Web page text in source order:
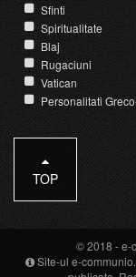
Sfinti
Spiritualitate
Blaj
Rugaciuni
Vatican
Personalitati
TOP
© 2018 -e-
Site-ul e-